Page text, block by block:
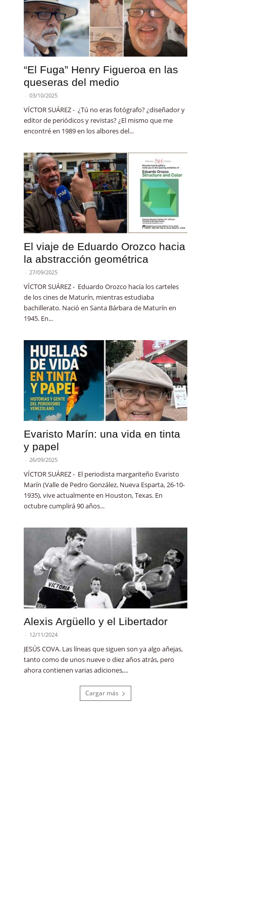
“El Fuga” Henry Figueroa en las
queseras del medio
- 03/10/2025
VÍCTOR SUÁREZ - ¿Tú no eras fotógrafo? ¿diseñador y
editor de periódicos y revistas? ¿El mismo que me
encontré en 1989 en los albores del...
El viaje de Eduardo Orozco hacia
la abstracción geométrica
- 27/09/2025
VÍCTOR SUÁREZ - Eduardo Orozco hacía los carteles
de los cines de Maturín, mientras estudiaba
bachillerato. Nació en Santa Bárbara de Maturín en
1945. En...
Evaristo Marín: una vida en tinta
y papel
- 26/09/2025
VÍCTOR SUÁREZ - El periodista margariteño Evaristo
Marín (Valle de Pedro González, Nueva Esparta, 26-10-
1935), vive actualmente en Houston, Texas. En
octubre cumplirá 90 años...
Alexis Argüello y el Libertador
- 12/11/2024
JESÚS COVA. Las líneas que siguen son ya algo añejas,
tanto como de unos nueve o diez años atrás, pero
ahora contienen varias adiciones,...
Cargar más